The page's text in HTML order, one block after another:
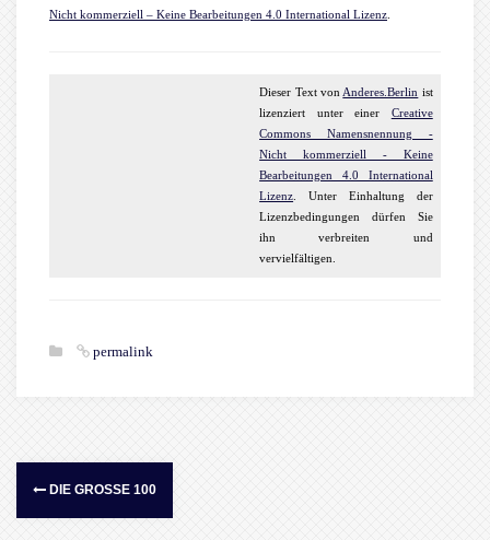
Nicht kommerziell – Keine Bearbeitungen 4.0 International Lizenz
Dieser TextvonAnderes.Berlin ist
lizenziert unter einer Creative
Commons Namensnennung -
Nicht kommerziell - Keine
Bearbeitungen 4.0 International
Lizenz. Unter Einhaltung der
Lizenzbedingungen dürfen Sie
ihn verbreiten und
vervielfältigen.
permalink
DIE GROSSE 100